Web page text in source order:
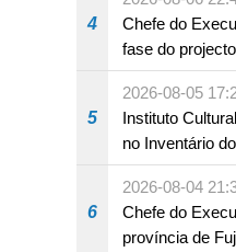
4
Chefe do
fase do
Educação
5
2026-08-05
Instituto
no Inventário
6
2026-08-04
Chefe do
província de